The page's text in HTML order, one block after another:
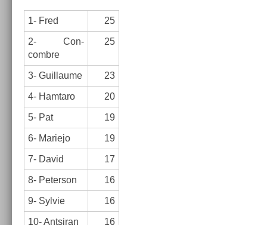
1- Fred 25
2- Con­
combre
25
3- Guil­laume 23
4- Ham­taro 20
5- Pat 19
6- Mariejo 19
7- David 17
8- Peter­son 16
9- Syl­vie 16
10- An­tsiran 16